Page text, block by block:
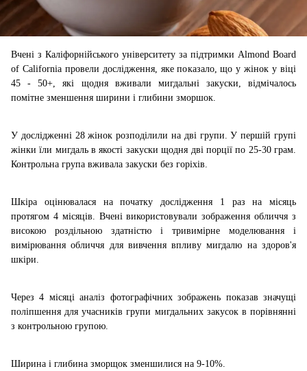
Вчені з Каліфорнійського університету за підтримки Almond Board
of California провели дослідження, яке показало, що у жінок у віці
45 - 50+, які щодня вживали мигдальні закуски, відмічалось
помітне зменшення ширини і глибини зморшок.
У дослідженні 28 жінок розподілили на дві групи. У першій групі
жінки їли мигдаль в якості закуски щодня дві порції по 25-30 грам.
Контрольна група вживала закуски без горіхів.
Шкіра оцінювалася на початку дослідження 1 раз на місяць
протягом 4 місяців. Вчені використовували зображення обличчя з
високою роздільною здатністю і тривимірне моделювання і
вимірювання обличчя для вивчення впливу мигдалю на здоров'я
шкіри.
Через 4 місяці аналіз фотографічних зображень показав значущі
поліпшення для учасників групи мигдальних закусок в порівнянні
з контрольною групою.
Ширина і глибина зморщок зменшилися на 9-10%.